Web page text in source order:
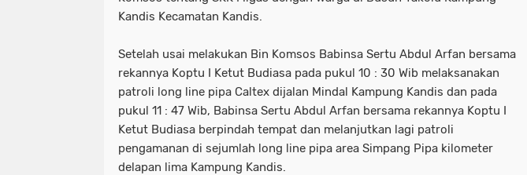
Kandis Kecamatan Kandis.
Setelah usai melakukan Bin Komsos Babinsa Sertu Abdul Arfan bersama
rekannya Koptu I Ketut Budiasa pada pukul 10 : 30 Wib melaksanakan
patroli long line pipa Caltex dijalan Mindal Kampung Kandis dan pada
pukul 11 : 47 Wib, Babinsa Sertu Abdul Arfan bersama rekannya Koptu I
Ketut Budiasa berpindah tempat dan melanjutkan lagi patroli
pengamanan di sejumlah long line pipa area Simpang Pipa kilometer
delapan lima Kampung Kandis.